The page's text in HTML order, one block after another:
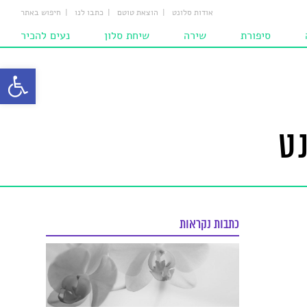
פתח
חיפוש באתר כתבו לנו הוצאת טוטם אודות סלונט
נעים להכיר
שיחת סלון
שירה
סיפורת
כתבות נקראות